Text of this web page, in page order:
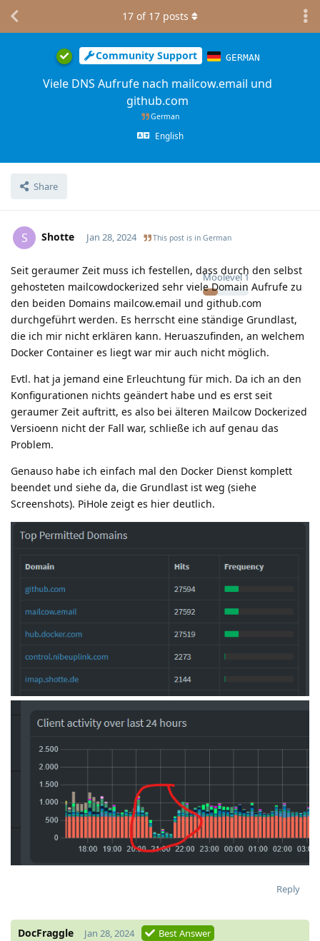
Community Support GERMAN
Viele DNS Aufrufe nach mailcow.email und
github.com
German
English
Share
17 of 17 posts
S Shotte
Moolevel1
Jan 28, 2024 This post is in German
Seit geraumer Zeit muss ich festellen, dass durch den selbst
gehosteten mailcowdockerized sehr viele Domain Aufrufe zu
den beiden Domains mailcow.email und github.com
durchgeführt werden. Es herrscht eine ständige Grundlast,
die ich mir nicht erklären kann. Heruaszufinden, an welchem
Docker Container es liegt war mir auch nicht möglich.
Evtl. hat ja jemand eine Erleuchtung für mich. Da ich an den
Konfigurationen nichts geändert habe und es erst seit
geraumer Zeit auftritt, es also bei älteren Mailcow Dockerized
Versioenn nicht der Fall war, schließe ich auf genau das
Problem.
Genauso habe ich einfach mal den Docker Dienst komplett
beendet und siehe da, die Grundlast ist weg (siehe
Screenshots). PiHole zeigt es hier deutlich.
Reply
DocFraggle Jan 28, 2024 Best Answer